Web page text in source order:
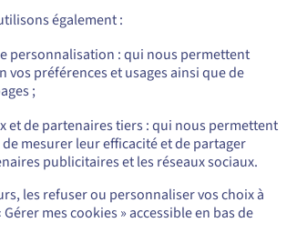
également :
personnalisation : qui nous permettent
vos préférences et usages ainsi que de
;
et de partenaires tiers : qui nous permettent
mesurer leur efficacité et de partager
publicitaires et les réseaux sociaux.
les refuser ou personnaliser vos choix à
mes cookies » accessible en bas de